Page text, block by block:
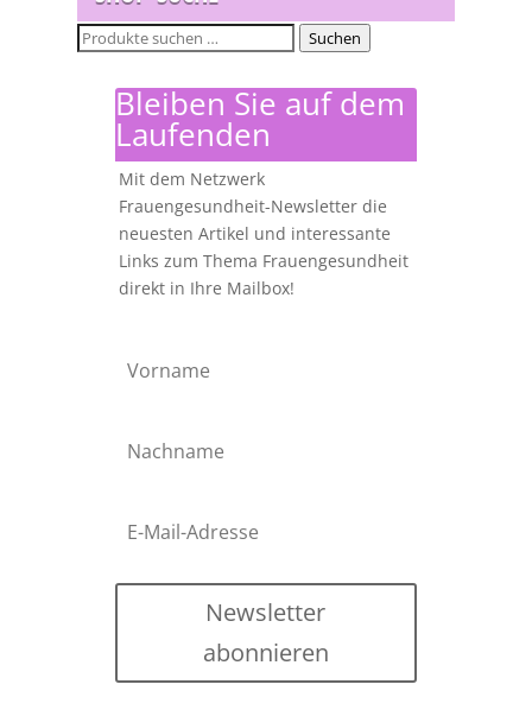
Suchen
Suchen
Bleiben Sie auf dem
Laufenden
Mit dem Netzwerk
Frauengesundheit-Newsletter die
neuesten Artikel und interessante
Links zum Thema Frauengesundheit
direkt in Ihre Mailbox!
Newsletter
abonnieren